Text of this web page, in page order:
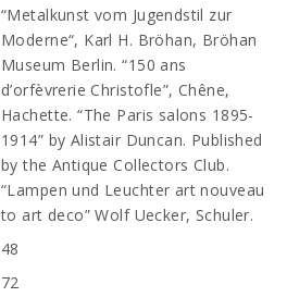
“Metalkunst vom Jugendstil zur
Moderne“, Karl H. Bröhan, Bröhan
Museum Berlin. “150 ans
d’orfèvrerie Christofle”, Chêne,
Hachette. “The Paris salons 1895-
1914” by Alistair Duncan. Published
by the Antique Collectors Club.
“Lampen und Leuchter art nouveau
to art deco” Wolf Uecker, Schuler.
48
72